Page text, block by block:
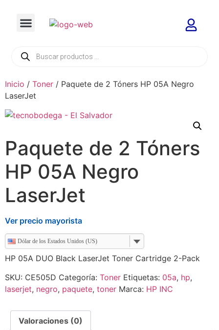
Inicio / Toner / Paquete de 2 Tóners HP 05A Negro
LaserJet
Paquete de 2 Tóners
HP 05A Negro
LaserJet
Ver precio mayorista
Dólar de los Estados Unidos (US)
HP 05A DUO Black LaserJet Toner Cartridge 2-Pack
SKU: CE505D Categoría: Toner Etiquetas: 05a, hp,
laserjet, negro, paquete, toner Marca: HP INC
Valoraciones (0)